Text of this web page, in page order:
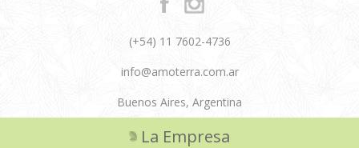
(+54) 11 7602-4736
info@amoterra.com.ar
Buenos Aires, Argentina
La Empresa